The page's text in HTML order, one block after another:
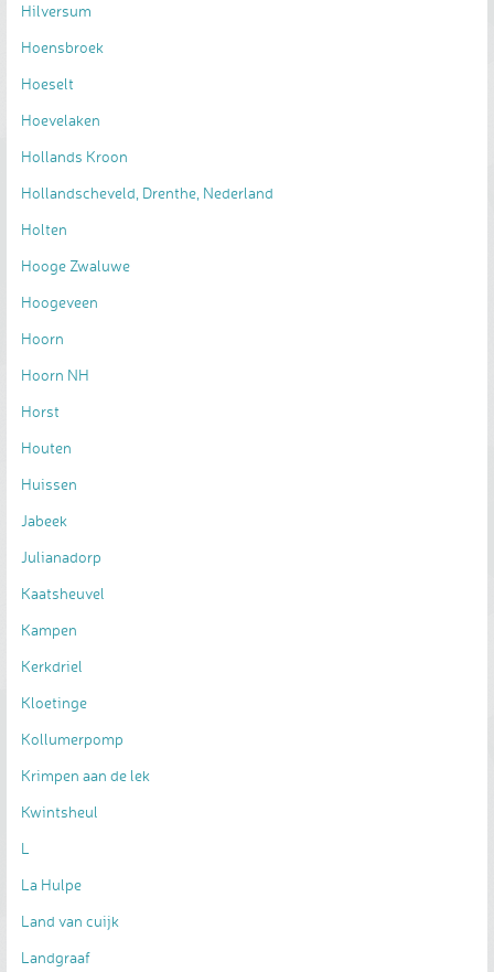
Hilversum
Hoensbroek
Hoeselt
Hoevelaken
Hollands Kroon
Hollandscheveld, Drenthe, Nederland
Holten
Hooge Zwaluwe
Hoogeveen
Hoorn
Hoorn NH
Horst
Houten
Huissen
Jabeek
Julianadorp
Kaatsheuvel
Kampen
Kerkdriel
Kloetinge
Kollumerpomp
Krimpen aan de lek
Kwintsheul
L
La Hulpe
Land van cuijk
Landgraaf